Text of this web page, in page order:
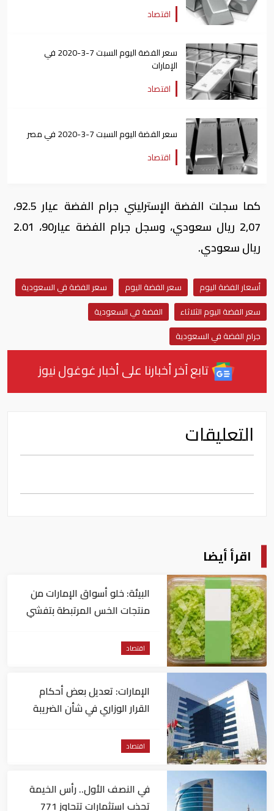
اقتصاد
سعر الفضة اليوم السبت 7-3-2020 في
الإمارات
اقتصاد
سعر الفضة اليوم السبت 7-3-2020 في مصر
اقتصاد
كما سجلت الفضة الإسترليني جرام الفضة عيار 92.5،
2٫07 ريال سعودي، وسجل جرام الفضة عيار90، 2.01
ريال سعودي.
أسعار الفضة اليوم سعر الفضة اليوم
سعر الفضة في السعودية
سعر الفضة اليوم الثلاثاء
الفضة في السعودية
جرام الفضة في السعودية
تابع آخر أخبارنا على أخبار غوغول نيوز
التعليقات
اقرأ أيضا
البيئة: خلو أسواق الإمارات من
منتجات الخس المرتبطة بتفشي
اقتصاد
الإمارات: تعديل بعض أحكام
القرار الوزاري في شأن الضريبة
اقتصاد
في النصف الأول.. رأس الخيمة
تجذب استثمارات تتجاوز 771